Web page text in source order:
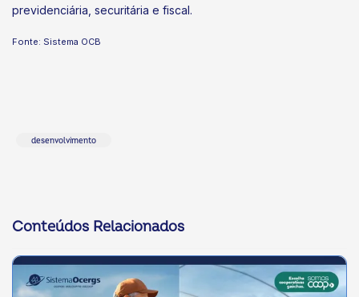
previdenciária, securitária e fiscal.
Fonte: Sistema OCB
desenvolvimento
Conteúdos Relacionados